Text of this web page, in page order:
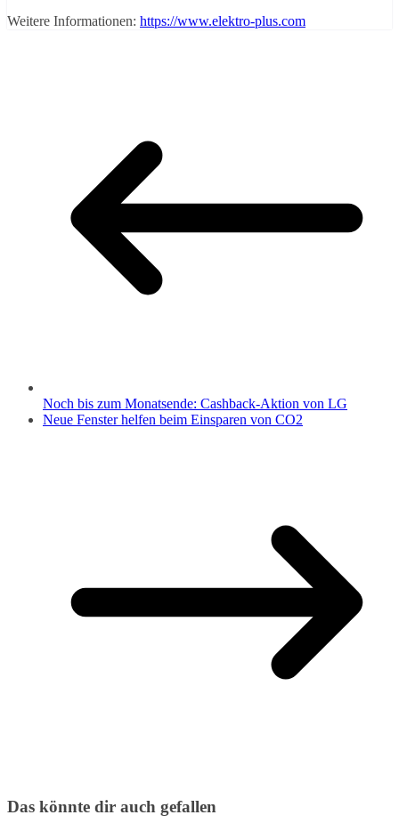
Weitere Informationen: https://www.elektro-plus.com
Noch bis zum Monatsende: Cashback-Aktion von LG
Neue Fenster helfen beim Einsparen von CO2
Das könnte dir auch gefallen